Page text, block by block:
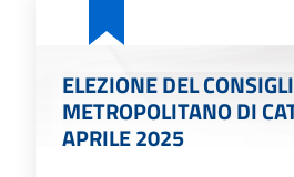
ELEZIONE DEL
METROPOLITANO DI
APRILE 2025